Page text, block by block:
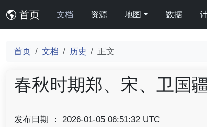
首页 文档 资源 地图 数据
首页 文档 历史 正文
春秋时期郑、宋、卫国
发布日期 ： 2026-01-05 06:51:32 UTC